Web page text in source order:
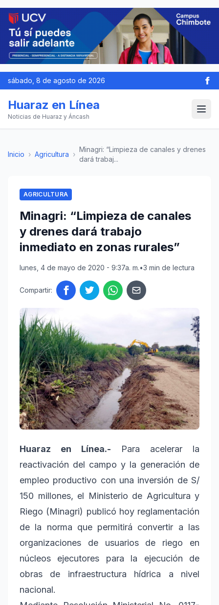
sábado, 8 de agosto de 2026
Huaraz en Línea
Noticias de Huaraz y Áncash
Inicio › Agricultura ›
Minagri: “Limpieza de canales y drenes
dará trabaj...
AGRICULTURA
Minagri: “Limpieza de canales
y drenes dará trabajo
inmediato en zonas rurales”
lunes, 4 de mayo de 2020 - 9:37a. m.•3 min de lectura
Compartir:
Huaraz en Línea.-
Para acelerar la
reactivación del campo y la generación de
empleo productivo con una inversión de S/
150 millones, el Ministerio de Agricultura y
Riego (Minagri) publicó hoy reglamentación
de la norma que permitirá convertir a las
organizaciones de usuarios de riego en
núcleos ejecutores para la ejecución de
obras de infraestructura hídrica a nivel
nacional.